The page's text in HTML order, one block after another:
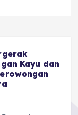
Kayu dan